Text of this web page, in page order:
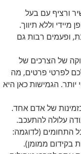
ורציף עם בעל
וללא תיווך.
ופעמים רבות גם
של הצרכים של
לפרטי פרטים, מה
יותר. הגמישות כאן היא
של אדם אחד.
עלולה להתעכב.
התחומים (לדוגמה:
בקידום ממומן).